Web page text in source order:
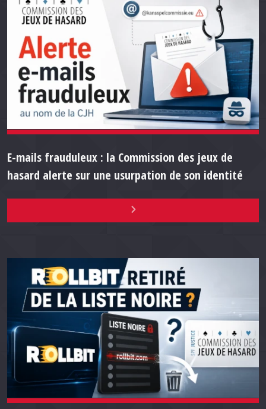
E-mails frauduleux : la Commission des jeux de
hasard alerte sur une usurpation de son identité